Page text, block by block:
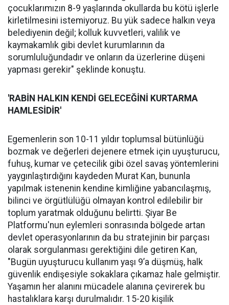
çocuklarımızın 8-9 yaşlarında okullarda bu kötü işlerle
kirletilmesini istemiyoruz. Bu yük sadece halkın veya
belediyenin değil; kolluk kuvvetleri, valilik ve
kaymakamlık gibi devlet kurumlarının da
sorumluluğundadır ve onların da üzerlerine düşeni
yapması gerekir" şeklinde konuştu.
'RABİN HALKIN KENDİ GELECEĞİNİ KURTARMA
HAMLESİDİR'
Egemenlerin son 10-11 yıldır toplumsal bütünlüğü
bozmak ve değerleri dejenere etmek için uyuşturucu,
fuhuş, kumar ve çetecilik gibi özel savaş yöntemlerini
yaygınlaştırdığını kaydeden Murat Kan, bununla
yapılmak istenenin kendine kimliğine yabancılaşmış,
bilinci ve örgütlülüğü olmayan kontrol edilebilir bir
toplum yaratmak olduğunu belirtti. Şiyar Be
Platformu'nun eylemleri sonrasında bölgede artan
devlet operasyonlarının da bu stratejinin bir parçası
olarak sorgulanması gerektiğini dile getiren Kan,
"Bugün uyuşturucu kullanım yaşı 9’a düşmüş, halk
güvenlik endişesiyle sokaklara çıkamaz hale gelmiştir.
Yaşamın her alanını mücadele alanına çevirerek bu
hastalıklara karşı durulmalıdır. 15-20 kişilik